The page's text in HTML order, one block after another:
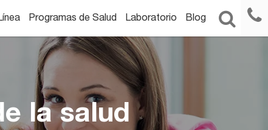
Programas de Salud Laboratorio Blog
la salud